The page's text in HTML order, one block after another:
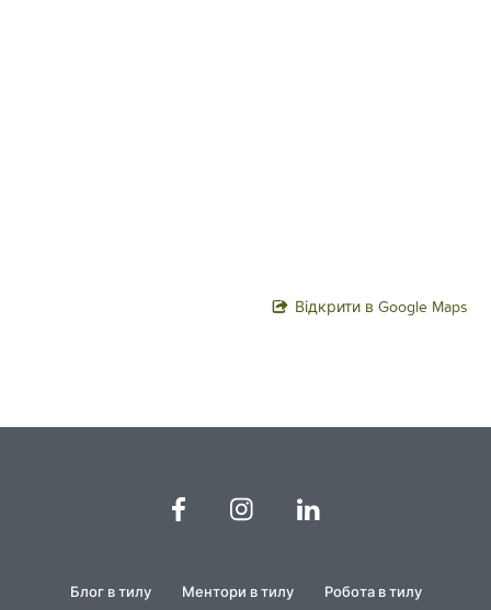
Відкрити в Google Maps
Блог в тилу Ментори в тилу Робота в тилу